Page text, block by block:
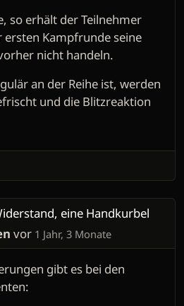
so erhält der Teilnehmer
ersten Kampfrunde seine
nicht handeln.
an der Reihe ist, werden
und die Blitzreaktion
eine Handkurbel
vor 1 Jahr, 3 Monate
gibt es bei den